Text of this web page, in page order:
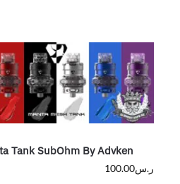
Tank SubOhm By Advken
ر.س100.00